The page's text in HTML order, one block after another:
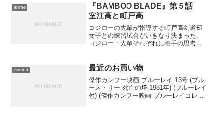
中、秋葉原にてかるーくお買物も済ませ
てから新橋へ。……早めに出...
anime
『BAMBOO BLADE』第５話
室江高と町戸高
コジローの先輩が指導する町戸高剣道部
女子との練習試合がいきなり決まった。
コジロー・先輩それぞれに相手の思考を
名しかいない室江高の不利は否めな
い。 なんかこのシリーズは今...
cinema 最近のお買い物
傑作カンフー映画 ブルーレイ 13号 (ブル
ース・リー 死亡の塔 1981年) (ブルーレイ
付) (傑作カンフー映画 ブルーレイコレク